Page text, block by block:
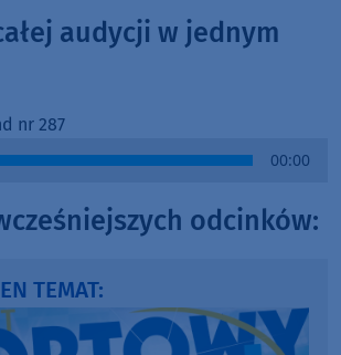
audycji w jednym
nr 287
00:00
odcinków:
TEMAT: